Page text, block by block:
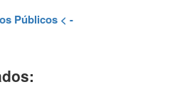
Públicos < -